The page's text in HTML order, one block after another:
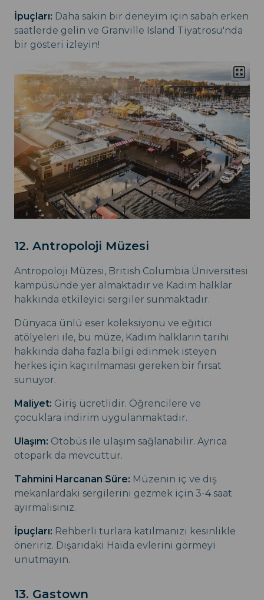
İpuçları: Daha sakin bir deneyim için sabah erken
saatlerde gelin ve Granville Island Tiyatrosu'nda
bir gösteri izleyin!
12. Antropoloji Müzesi
Antropoloji Müzesi, British Columbia Üniversitesi
kampüsünde yer almaktadır ve Kadim halklar
hakkında etkileyici sergiler sunmaktadır.
Dünyaca ünlü eser koleksiyonu ve eğitici
atölyeleri ile, bu müze, Kadim halkların tarihi
hakkında daha fazla bilgi edinmek isteyen
herkes için kaçırılmaması gereken bir fırsat
sunuyor.
Maliyet: Giriş ücretlidir. Öğrencilere ve
çocuklara indirim uygulanmaktadır.
Ulaşım: Otobüs ile ulaşım sağlanabilir. Ayrıca
otopark da mevcuttur.
Tahmini Harcanan Süre: Müzenin iç ve dış
mekanlardaki sergilerini gezmek için 3-4 saat
ayırmalısınız.
İpuçları: Rehberli turlara katılmanızı kesinlikle
öneririz. Dışarıdaki Haida evlerini görmeyi
unutmayın.
13. Gastown